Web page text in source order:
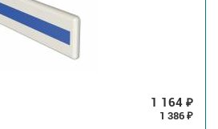
1 164 ₽
1 386 ₽